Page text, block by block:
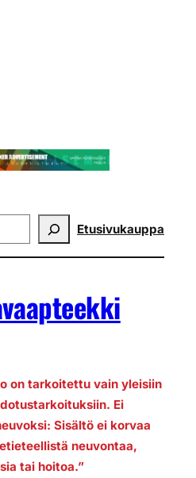
Etusivukauppa
on tarkoitettu vain yleisiin
Ei
Sisältö ei korvaa
neuvontaa,
tai hoitoa.”